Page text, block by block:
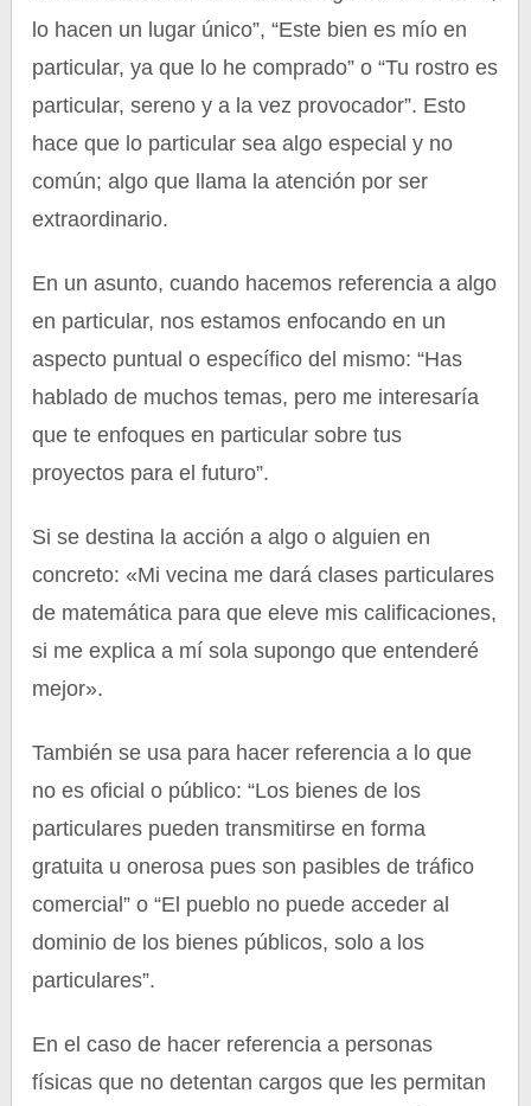
lo hacen un lugar único”, “Este bien es mío en
particular, ya que lo he comprado” o “Tu rostro es
particular, sereno y a la vez provocador”. Esto
hace que lo particular sea algo especial y no
común; algo que llama la atención por ser
extraordinario.
En un asunto, cuando hacemos referencia a algo
en particular, nos estamos enfocando en un
aspecto puntual o específico del mismo: “Has
hablado de muchos temas, pero me interesaría
que te enfoques en particular sobre tus
proyectos para el futuro”.
Si se destina la acción a algo o alguien en
concreto: «Mi vecina me dará clases particulares
de matemática para que eleve mis calificaciones,
si me explica a mí sola supongo que entenderé
mejor».
También se usa para hacer referencia a lo que
no es oficial o público: “Los bienes de los
particulares pueden transmitirse en forma
gratuita u onerosa pues son pasibles de tráfico
comercial” o “El pueblo no puede acceder al
dominio de los bienes públicos, solo a los
particulares”.
En el caso de hacer referencia a personas
físicas que no detentan cargos que les permitan